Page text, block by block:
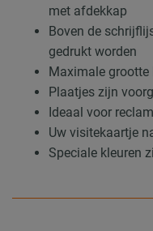
met afdekkap
Boven de
gedrukt worden
Maximale
Plaatjes zijn
Ideaal voor
Uw visitekaartje
Speciale kleuren